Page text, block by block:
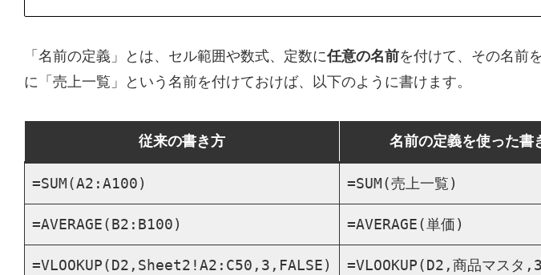
「名前の定義」とは、セル範囲や数式、定数に任意の名前を付けて、その名前
に「売上一覧」という名前を付けておけば、以下のように書けます。
従来の書き方 名前の定義を使った書
=SUM(A2:A100) =SUM(売上一覧)
=AVERAGE(B2:B100) =AVERAGE(単価)
=VLOOKUP(D2,Sheet2!A2:C50,3,FALSE) =VLOOKUP(D2,商品マスタ